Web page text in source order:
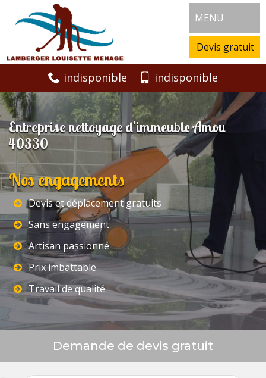
MENU
Devis gratuit
indisponible indisponible
Entreprise nettoyage d'immeuble Amou
40330
Nos engagements
Devis et déplacement gratuits
Sans engagement
Artisan passionné
Prix imbattable
Travail de qualité
Demande de devis gratuit